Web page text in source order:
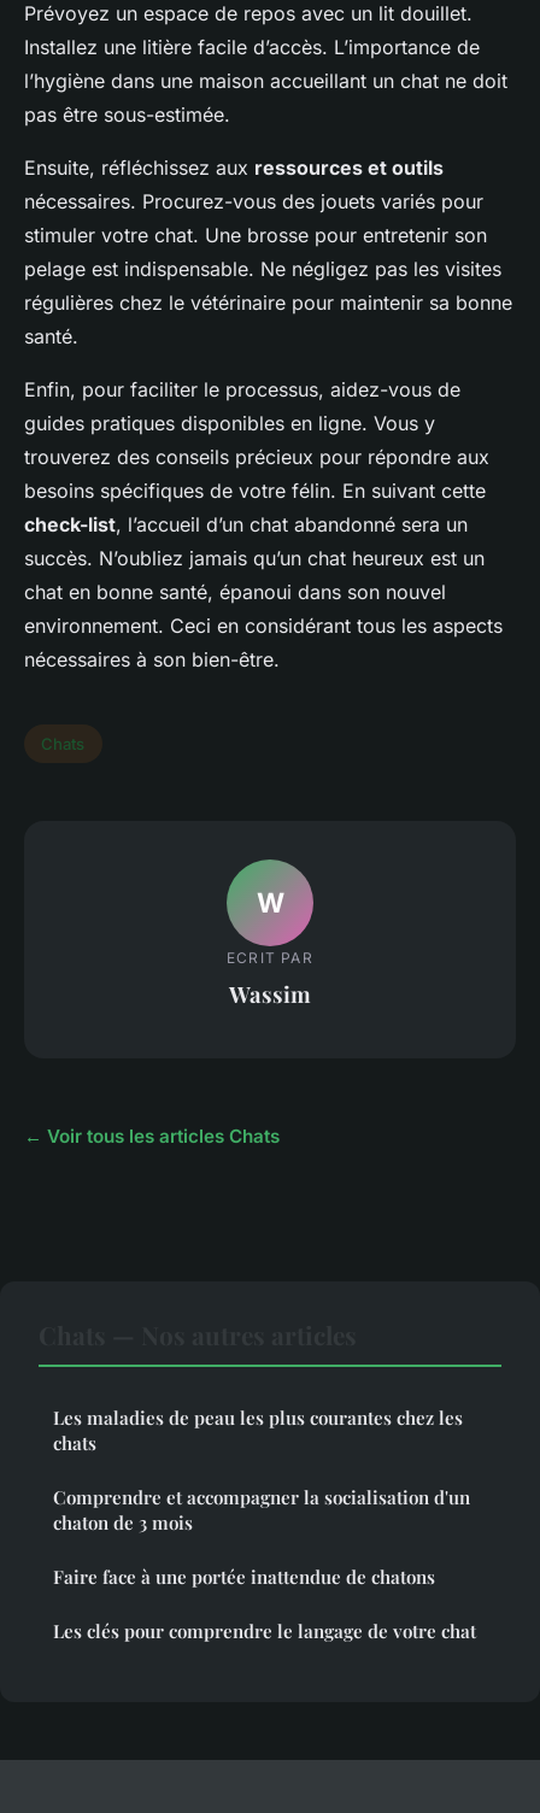
Prévoyez un espace de repos avec un lit douillet.
Installez une litière facile d’accès. L’importance de
l’hygiène dans une maison accueillant un chat ne doit
pas être sous-estimée.
Ensuite, réfléchissez aux ressources et outils
nécessaires. Procurez-vous des jouets variés pour
stimuler votre chat. Une brosse pour entretenir son
pelage est indispensable. Ne négligez pas les visites
régulières chez le vétérinaire pour maintenir sa bonne
santé.
Enfin, pour faciliter le processus, aidez-vous de
guides pratiques disponibles en ligne. Vous y
trouverez des conseils précieux pour répondre aux
besoins spécifiques de votre félin. En suivant cette
check-list, l’accueil d’un chat abandonné sera un
succès. N’oubliez jamais qu’un chat heureux est un
chat en bonne santé, épanoui dans son nouvel
environnement. Ceci en considérant tous les aspects
nécessaires à son bien-être.
Chats
W
ECRIT PAR
Wassim
← Voir tous les articles Chats
Les maladies de peau les plus courantes chez les
chats
Comprendre et accompagner la socialisation d'un
chaton de 3 mois
Faire face à une portée inattendue de chatons
Les clés pour comprendre le langage de votre chat